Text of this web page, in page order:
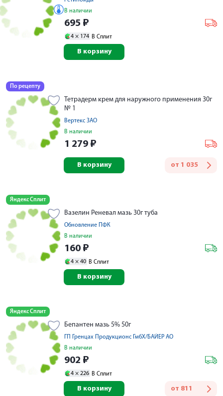
В наличии
695 ₽
4 × 174 В Сплит
В корзину
По рецепту
Тетрадерм крем для наружного применения 30г
№ 1
Вертекс ЗАО
В наличии
1 279 ₽
от 1 035
В корзину
Яндекс Сплит
Вазелин Реневал мазь 30г туба
Обновление ПФК
В наличии
160 ₽
4 × 40 В Сплит
В корзину
Яндекс Сплит
Бепантен мазь 5% 50г
ГП Гренцах Продукционс ГмбХ/БАЙЕР АО
В наличии
902 ₽
4 × 226 В Сплит
от 811
В корзину